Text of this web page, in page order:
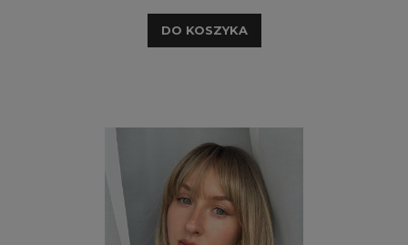
DO KOSZYKA